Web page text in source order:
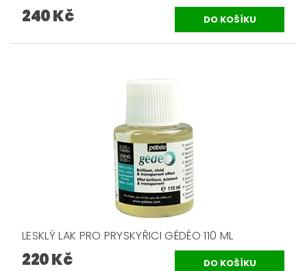
240 Kč
LESKLÝ LAK PRO PRYSKYŘICI GÉDÉO 110 ML
220 Kč